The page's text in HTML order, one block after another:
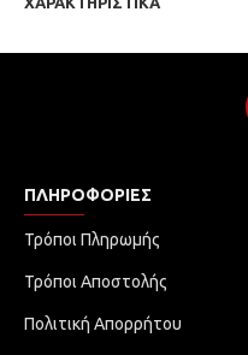
ΠΛΗΡΟΦΟΡΊΕΣ
Τρόποι Πληρωμής
Τρόποι Αποστολής
Πολιτική Απορρήτου